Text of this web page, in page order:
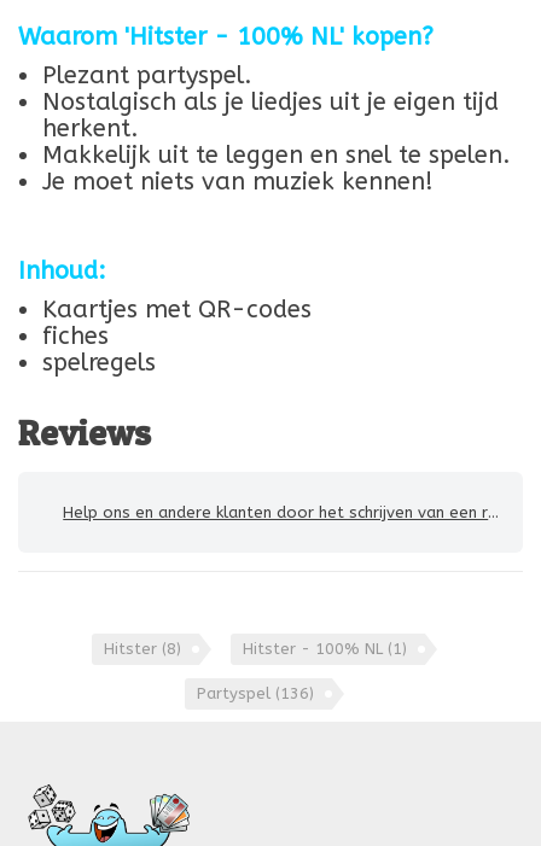
Waarom 'Hitster - 100% NL' kopen?
Plezant partyspel.
Nostalgisch als je liedjes uit je eigen tijd
herkent.
Makkelijk uit te leggen en snel te spelen.
Je moet niets van muziek kennen!
Inhoud:
Kaartjes met QR-codes
fiches
spelregels
Reviews
Help ons en andere klanten door het schrijven van een review
Hitster (8) Hitster - 100% NL (1)
Partyspel (136)